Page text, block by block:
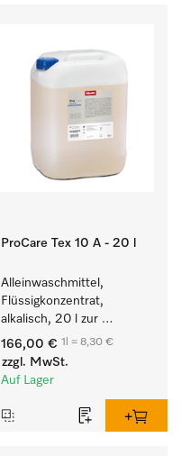
ProCare Tex 10 A - 20 l
Alleinwaschmittel,
Flüssigkonzentrat,
alkalisch, 20 l zur
Reinigung weißer Textilien
und farbechter
Buntwäsche.
166,00 € 1l = 8,30 €
zzgl. MwSt.
Auf Lager